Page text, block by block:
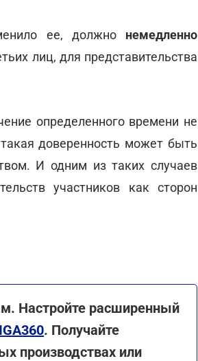
ее, должно немедленно
лиц, для представительства
определенного времени не
доверенность может быть
И одним из таких случаев
участников как сторон
Настройте расширенный
. Получайте
производствах или